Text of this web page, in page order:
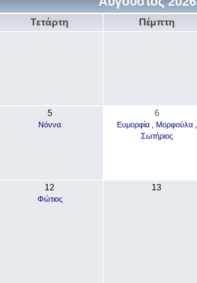
Τετάρτη Πέμπτη
5
Νόννα
6
Ευμορφία , Μορφούλα ,
Σωτήριος
12
Φώτιος
13